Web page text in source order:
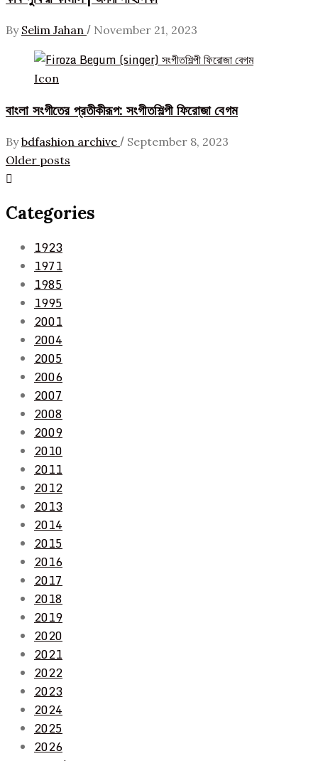
By Selim Jahan / November 21, 2023
Icon
বাংলা সংগীতের প্রতীকীরূপ: সংগীতশিল্পী ফিরোজা বেগম
By bdfashion archive / September 8, 2023
Posts
navigation
Older posts
Categories
1923
1971
1985
1995
2001
2004
2005
2006
2007
2008
2009
2010
2011
2012
2013
2014
2015
2016
2017
2018
2019
2020
2021
2022
2023
2024
2025
2026